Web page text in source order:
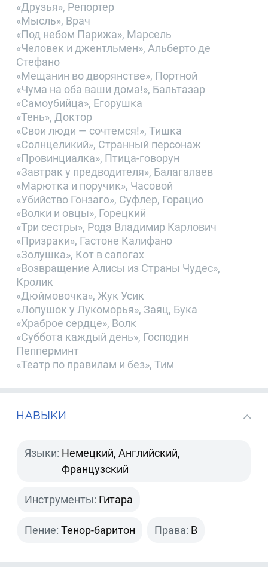
«Друзья», Репортер
«Мысль», Врач
«Под небом Парижа», Марсель
«Человек и джентльмен», Альберто де
Стефано
«Мещанин во дворянстве», Портной
«Чума на оба ваши дома!», Бальтазар
«Самоубийца», Егорушка
«Тень», Доктор
«Свои люди — сочтемся!», Тишка
«Солнцеликий», Странный персонаж
«Провинциалка», Птица-говорун
«Завтрак у предводителя», Балагалаев
«Марютка и поручик», Часовой
«Убийство Гонзаго», Суфлер, Горацио
«Волки и овцы», Горецкий
«Три сестры», Родэ Владимир Карлович
«Призраки», Гастоне Калифано
«Золушка», Кот в сапогах
«Возвращение Алисы из Страны Чудес»,
Кролик
«Дюймовочка», Жук Усик
«Лопушок у Лукоморья», Заяц, Бука
«Храброе сердце», Волк
«Суббота каждый день», Господин
Пепперминт
«Театр по правилам и без», Тим
НАВЫКИ
Языки: Немецкий, Английский,
Французский
Инструменты: Гитара
Пение: Тенор-баритон Права: B